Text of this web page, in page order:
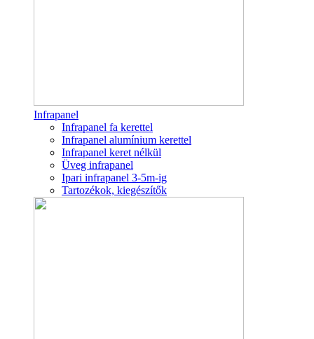
Infrapanel
Infrapanel fa kerettel
Infrapanel alumínium kerettel
Infrapanel keret nélkül
Üveg infrapanel
Ipari infrapanel 3-5m-ig
Tartozékok, kiegészítők